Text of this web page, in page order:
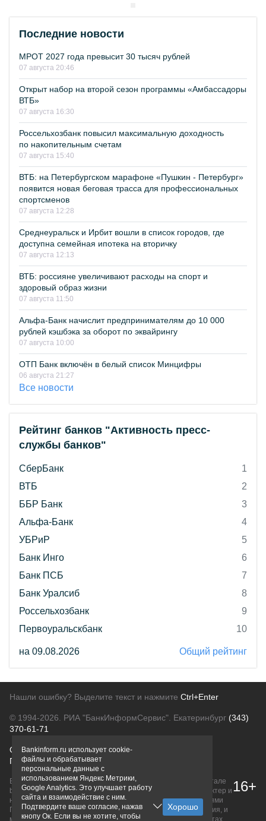
Последние новости
МРОТ 2027 года превысит 30 тысяч рублей
07 августа 20:46
Открыт набор на второй сезон программы «Амбассадоры
ВТБ»
07 августа 16:30
Россельхозбанк повысил максимальную доходность
по накопительным счетам
07 августа 15:40
ВТБ: на Петербургском марафоне «Пушкин - Петербург»
появится новая беговая трасса для профессиональных
спортсменов
07 августа 12:28
Среднеуральск и Ирбит вошли в список городов, где
доступна семейная ипотека на вторичку
07 августа 12:13
ВТБ: россияне увеличивают расходы на спорт и
здоровый образ жизни
07 августа 11:50
Альфа-Банк начислит предпринимателям до 10 000
рублей кэшбэка за оборот по эквайрингу
07 августа 10:00
ОТП Банк включён в белый список Минцифры
06 августа 21:27
Все новости
Рейтинг банков "Активность пресс-
службы банков"
СберБанк
1
ВТБ
2
ББР Банк
3
Альфа-Банк
4
УБРиР
5
Банк Инго
6
Банк ПСБ
7
Банк Уралсиб
8
Россельхозбанк
9
Первоуральскбанк
10
на 09.08.2026 Общий рейтинг
Нашли ошибку? Выделите текст и нажмите Ctrl+Enter
© 1994-2026. РИА "БанкИнформСервис". Екатеринбург (343)
370-61-71
О проектеПолитика конфиденциальности
Правовая информацияДля рекламодателей
Вся информация о продуктах банков, размещенная на портале
bankinform.ru, носит исключительно ознакомительный характер и
не является публичной офертой, определяемой положениями
ГК РФ. Информация не содержит точного и полного описания, и
может быть изменена. Конечные условия уточняйте на сайтах
16+
Bankinform.ru использует cookie-
файлы и обрабатывает
персональные данные с
использованием Яндекс Метрики,
Google Analytics. Это улучшает работу
сайта и взаимодействие с ним.
Подтвердите ваше согласие, нажав
кнопу Ок. Если вы не хотите, чтобы